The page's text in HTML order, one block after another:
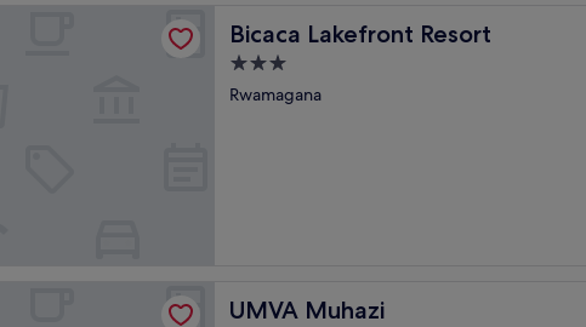
Bicaca Lakefront Resort
Bicaca Lakefront Resort
3.0-
Sterne-
Rwamagana
UMVA Muhazi
UMVA Muhazi